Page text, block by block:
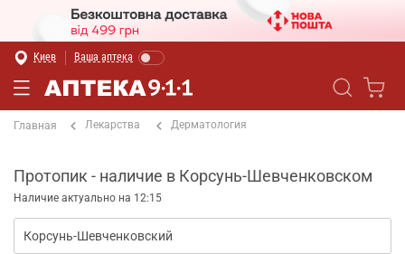
Киев Ваша аптека
Главная Лекарства Дерматология
Протопик - наличие в Корсунь-Шевченковском
Наличие актуально на 12:15